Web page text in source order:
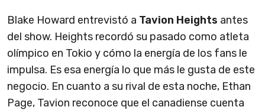
Blake Howard entrevistó a Tavion Heights antes
del show. Heights recordó su pasado como atleta
olímpico en Tokio y cómo la energía de los fans le
impulsa. Es esa energía lo que más le gusta de este
negocio. En cuanto a su rival de esta noche, Ethan
Page, Tavion reconoce que el canadiense cuenta